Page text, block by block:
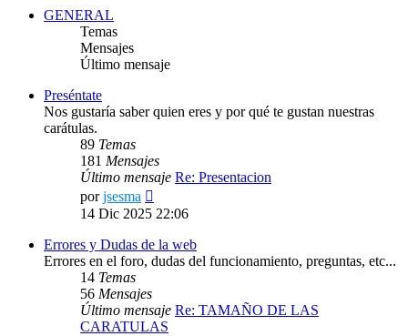
GENERAL
Temas
Mensajes
Último mensaje
Preséntate
Nos gustaría saber quien eres y por qué te gustan nuestras
carátulas.
89 Temas
181 Mensajes
Último mensaje Re: Presentacion
porjsesma
último
14 Dic 2025 22:06
Errores y Dudas de la web
Errores en el foro, dudas del funcionamiento, preguntas, etc...
14 Temas
56 Mensajes
Último mensaje Re: TAMAÑO DE LAS
CARATULAS